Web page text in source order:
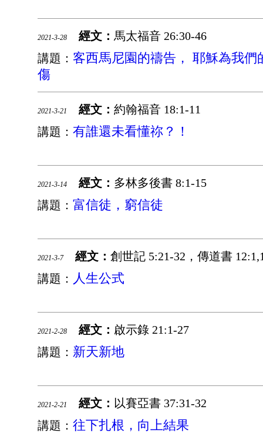
2021-3-28 經文： 馬太福音 26:30-46
講題： 客西馬尼園的禱告， 耶穌為我們
傷
2021-3-21 經文： 約翰福音 18:1-11
講題： 有誰還未看懂祢？！
2021-3-14 經文： 多林多後書 8:1-15
講題： 富信徒，窮信徒
2021-3-7 經文： 創世記 5:21-32，傳道書
講題： 人生公式
2021-2-28 經文： 啟示錄 21:1-27
講題： 新天新地
2021-2-21 經文： 以賽亞書 37:31-32
講題： 往下扎根，向上結果